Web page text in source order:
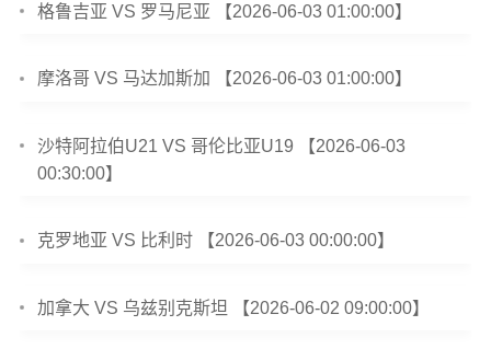
格鲁吉亚 VS 罗马尼亚 【2026-06-03 01:00:00】
摩洛哥 VS 马达加斯加 【2026-06-03 01:00:00】
沙特阿拉伯U21 VS 哥伦比亚U19 【2026-06-03
00:30:00】
克罗地亚 VS 比利时 【2026-06-03 00:00:00】
加拿大 VS 乌兹别克斯坦 【2026-06-02 09:00:00】